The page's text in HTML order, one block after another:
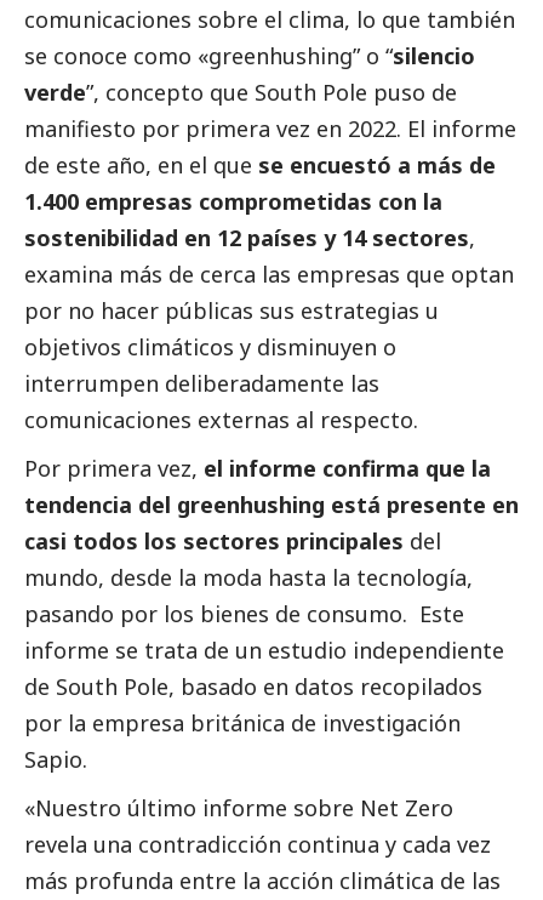
comunicaciones sobre el clima, lo que también
se conoce como «greenhushing” o “silencio
verde”, concepto que South Pole puso de
manifiesto por primera vez en 2022. El informe
de este año, en el que se encuestó a más de
1.400 empresas comprometidas con la
sostenibilidad en 12 países y 14 sectores,
examina más de cerca las empresas que optan
por no hacer públicas sus estrategias u
objetivos climáticos y disminuyen o
interrumpen deliberadamente las
comunicaciones externas al respecto.
Por primera vez, el informe confirma que la
tendencia del greenhushing está presente en
casi todos los sectores principales del
mundo, desde la moda hasta la tecnología,
pasando por los bienes de consumo. Este
informe se trata de un estudio independiente
de South Pole, basado en datos recopilados
por la empresa británica de investigación
Sapio.
«Nuestro último informe sobre Net Zero
revela una contradicción continua y cada vez
más profunda entre la acción climática de las